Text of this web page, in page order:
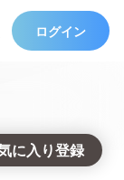
ログイン
に入り登録